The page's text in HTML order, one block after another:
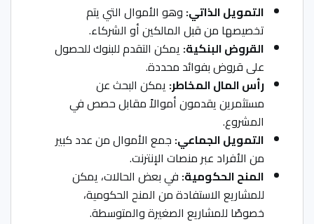
التمويل الذاتي:وهو الأموال التي يتم
تخصيصها من قبل المالكين أو الشركاء.
القروض البنكية:يمكن التقدم للبنوك للحصول
على قروض بفوائد محددة.
رأس المال المخاطر:يمكن البحث عن
مستثمرين يقدمون أموالاً مقابل حصص في
المشروع.
التمويل الجماعي:جمع الأموال من عدد كبير
من الأفراد عبر منصات الإنترنت.
المنح الحكومية:في بعض الحالات، يمكن
للمشاريع الاستفادة من المنح الحكومية،
خصوصًا للمشاريع الصغيرة والمتوسطة.